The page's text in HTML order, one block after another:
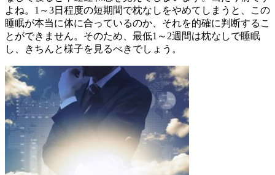
よね。1～3日程度の短期間で枕なしをやめてしまうと、この
睡眠が本当に体に合っているのか、それを的確に判断するこ
とができません。そのため、最低1～2週間は枕なしで睡眠
し、きちんと様子を見るべきでしょう。